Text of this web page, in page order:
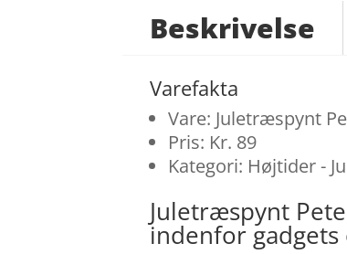
Beskrivelse
Varefakta
Vare: Juletræspynt
Pris: Kr. 89
Kategori: Højtider -
Juletræspynt
indenfor